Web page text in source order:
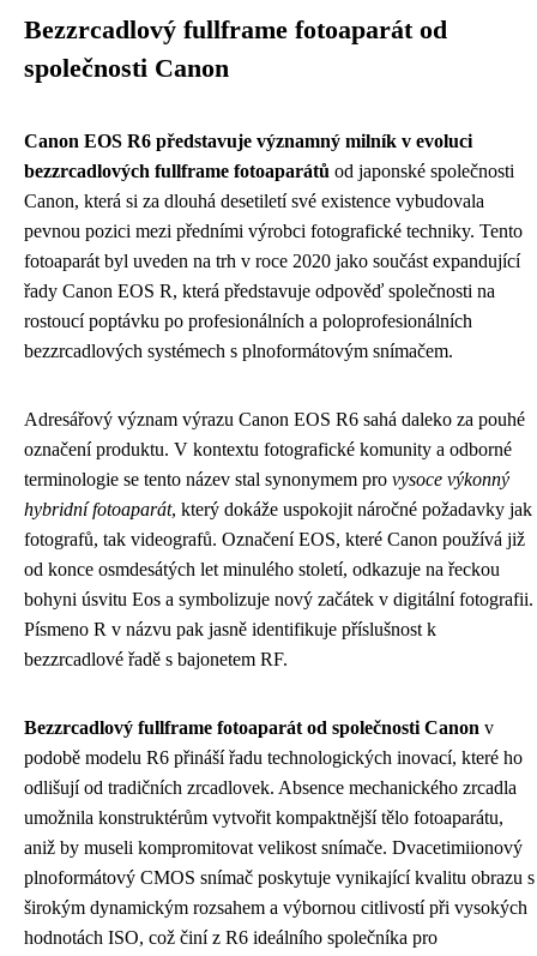
Bezzrcadlový fullframe fotoaparát od
společnosti Canon
Canon EOS R6 představuje významný milník v evoluci
bezzrcadlových fullframe fotoaparátů od japonské společnosti
Canon, která si za dlouhá desetiletí své existence vybudovala
pevnou pozici mezi předními výrobci fotografické techniky. Tento
fotoaparát byl uveden na trh v roce 2020 jako součást expandující
řady Canon EOS R, která představuje odpověď společnosti na
rostoucí poptávku po profesionálních a poloprofesionálních
bezzrcadlových systémech s plnoformátovým snímačem.
Adresářový význam výrazu Canon EOS R6 sahá daleko za pouhé
označení produktu. V kontextu fotografické komunity a odborné
terminologie se tento název stal synonymem pro vysoce výkonný
hybridní fotoaparát, který dokáže uspokojit náročné požadavky jak
fotografů, tak videografů. Označení EOS, které Canon používá již
od konce osmdesátých let minulého století, odkazuje na řeckou
bohyni úsvitu Eos a symbolizuje nový začátek v digitální fotografii.
Písmeno R v názvu pak jasně identifikuje příslušnost k
bezzrcadlové řadě s bajonetem RF.
Bezzrcadlový fullframe fotoaparát od společnosti Canon v
podobě modelu R6 přináší řadu technologických inovací, které ho
odlišují od tradičních zrcadlovek. Absence mechanického zrcadla
umožnila konstruktérům vytvořit kompaktnější tělo fotoaparátu,
aniž by museli kompromitovat velikost snímače. Dvacetimiionový
plnoformátový CMOS snímač poskytuje vynikající kvalitu obrazu s
širokým dynamickým rozsahem a výbornou citlivostí při vysokých
hodnotách ISO, což činí z R6 ideálního společníka pro